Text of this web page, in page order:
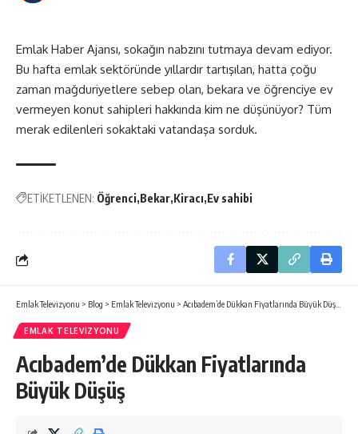
Emlak Haber Ajansı, sokağın nabzını tutmaya devam ediyor.
Bu hafta emlak sektöründe yıllardır tartışılan, hatta çoğu
zaman mağduriyetlere sebep olan, bekara ve öğrenciye ev
vermeyen konut sahipleri hakkında kim ne düşünüyor? Tüm
merak edilenleri sokaktaki vatandaşa sorduk.
ETİKETLENEN: Öğrenci Bekar Kiracı Ev sahibi
Emlak Televizyonu > Blog > Emlak Televizyonu > Acıbadem’de Dükkan Fiyatlarında Büyük Düşüş
EMLAK TELEVIZYONU
Acıbadem’de Dükkan Fiyatlarında
Büyük Düşüş